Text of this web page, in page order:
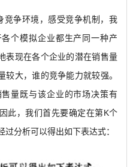
竞争环境，感受竞争机制，我
个模拟企业都生产同一种产
表现在各个企业的潜在销售量
较大，谁的竞争能力就较强。
量既与该企业的市场决策有
此，我们首先要确定在第K个
过分析可以得出如下表达式：